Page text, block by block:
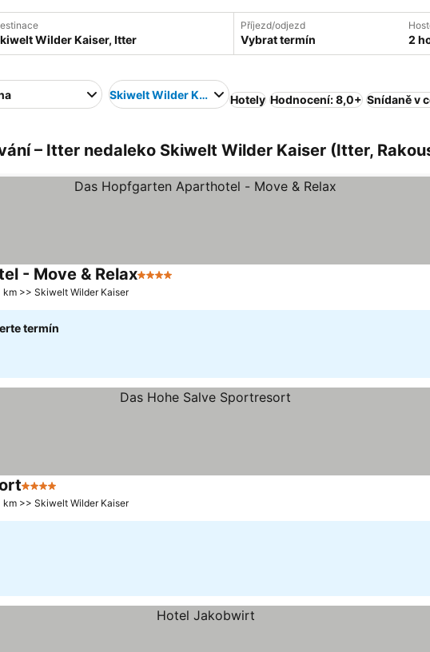
Příjezd/odjezd
Vybrat termín 2
Skiwelt Wilder Kaiser Hotely Hodnocení: 8,0+ Snídaně v
– Itter nedaleko Skiwelt Wilder Kaiser (Itter,
- Move & Relax4 Počet hvězdiček
km >> Skiwelt Wilder Kaiser
termín
4 Počet hvězdiček
km >> Skiwelt Wilder Kaiser